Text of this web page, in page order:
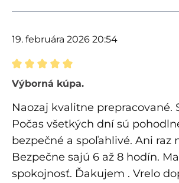
19. februára 2026 20:54
Recenzia s hodnotením 5 z 5
Výborná kúpa.
Naozaj kvalitne prepracované.
Počas všetkých dní sú
bezpečné a spoľahlivé. Ani raz
Bezpečne sajú 6 až 8 hodín.
spokojnosť. Ďakujem . Vrelo